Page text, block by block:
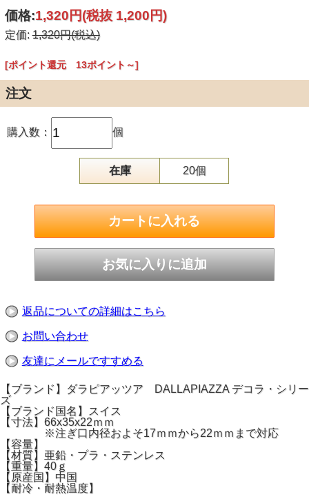
価格:1,320円(税抜 1,200円)
定価:1,320円(税込)
[ポイント還元 13ポイント～]
注文
購入数： 個
在庫 20個
返品についての詳細はこちら
お問い合わせ
友達にメールですすめる
【ブランド】ダラピアッツア DALLAPIAZZA デコラ・シリー
ズ
【ブランド国名】スイス
【寸法】66x35x22ｍｍ
※注ぎ口内径およそ17ｍｍから22ｍｍまで対応
【容量】
【材質】亜鉛・プラ・ステンレス
【重量】40ｇ
【原産国】中国
【耐冷・耐熱温度】